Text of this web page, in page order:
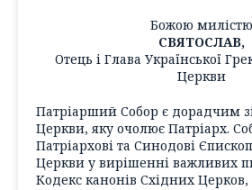
Божою милістю
СВЯТОСЛАВ,
Отець і Глава Української
Церкви
Патріарший Собор є дорадчим
Церкви, яку очолює Патріарх.
Патріархові та Синодові
Церкви у вирішенні важливих
Кодекс канонів Східних Церков,